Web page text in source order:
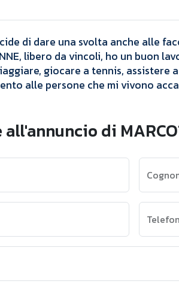
Annunci
MARCO
di dare una svolta anche alle
libero da vincoli, ho un buon
giocare a tennis, assistere
alle persone che mi vivono
di